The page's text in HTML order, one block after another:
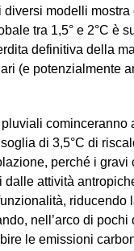
diversi modelli mostra
tra 1,5° e 2°C è
definitiva della
(e potenzialmente
cominceranno
di 3,5°C di
perché i gravi
dalle attività
riducendo
nell’arco di pochi
le emissioni